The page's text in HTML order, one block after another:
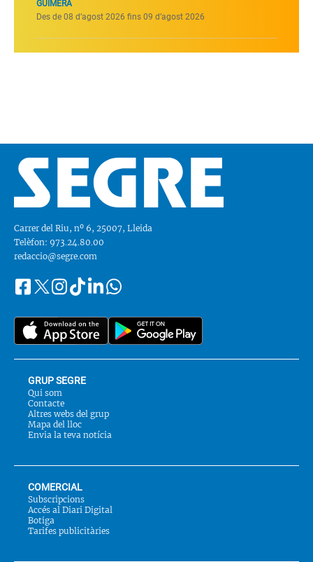
GUIMERÀ
Des de 08 d’agost 2026 fins 09 d’agost 2026
Carrer del Riu, nº 6, 25007, Lleida
Telèfon: 973.24.80.00
redaccio@segre.com
Segueix-
a::
FacebookInstagram
TiktokLinkedinWhatsapp
GRUP SEGRE
Qui som
Contacte
Altres webs del grup
Mapa del lloc
Envia la teva notícia
COMERCIAL
Subscripcions
Accés al Diari Digital
Botiga
Tarifes publicitàries